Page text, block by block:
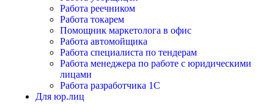
Работа реечником
Работа токарем
Помощник маркетолога в офис
Работа автомойщика
Работа специалиста по тендерам
Работа менеджера по работе с юридическими
лицами
Работа разработчика 1С
Для юр.лиц